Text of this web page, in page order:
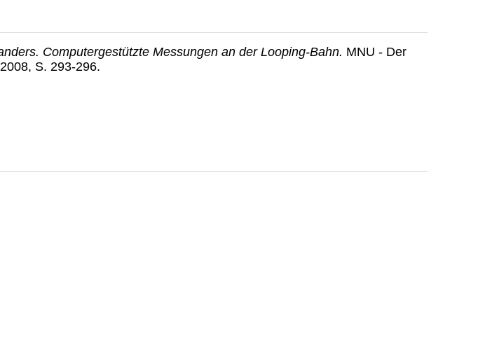
Computergestützte Messungen an der Looping-Bahn. MNU - Der
S. 293-296.